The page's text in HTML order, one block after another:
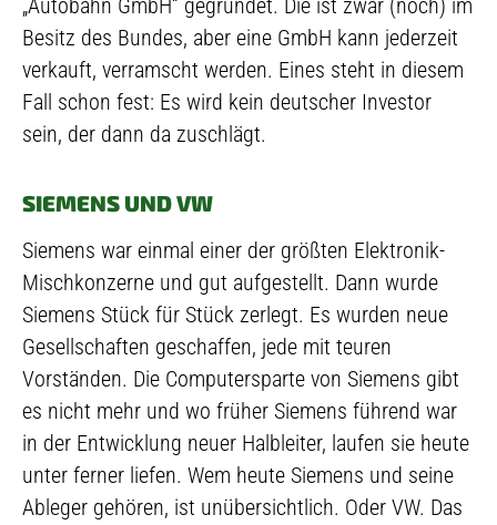
„Autobahn GmbH“ gegründet. Die ist zwar (noch) im
Besitz des Bundes, aber eine GmbH kann jederzeit
verkauft, verramscht werden. Eines steht in diesem
Fall schon fest: Es wird kein deutscher Investor
sein, der dann da zuschlägt.
SIEMENS UND VW
Siemens war einmal einer der größten Elektronik-
Mischkonzerne und gut aufgestellt. Dann wurde
Siemens Stück für Stück zerlegt. Es wurden neue
Gesellschaften geschaffen, jede mit teuren
Vorständen. Die Computersparte von Siemens gibt
es nicht mehr und wo früher Siemens führend war
in der Entwicklung neuer Halbleiter, laufen sie heute
unter ferner liefen. Wem heute Siemens und seine
Ableger gehören, ist unübersichtlich. Oder VW. Das